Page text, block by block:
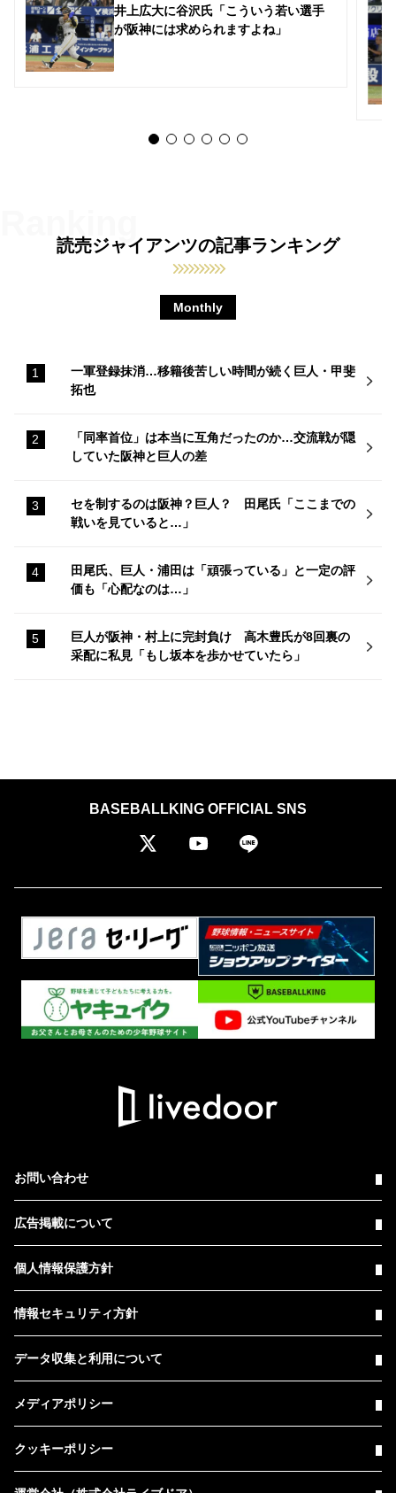
井上広大に谷沢氏「こういう若い選手
が阪神には求められますよね」
読売ジャイアンツの記事ランキング
Monthly
一軍登録抹消…移籍後苦しい時間が続く巨人・甲斐
拓也
「同率首位」は本当に互角だったのか…交流戦が隠
していた阪神と巨人の差
セを制するのは阪神？巨人？ 田尾氏「ここまでの
戦いを見ていると…」
田尾氏、巨人・浦田は「頑張っている」と一定の評
価も「心配なのは…」
巨人が阪神・村上に完封負け 高木豊氏が8回裏の
采配に私見「もし坂本を歩かせていたら」
BASEBALLKING OFFICIAL SNS
お問い合わせ
広告掲載について
個人情報保護方針
情報セキュリティ方針
データ収集と利用について
メディアポリシー
クッキーポリシー